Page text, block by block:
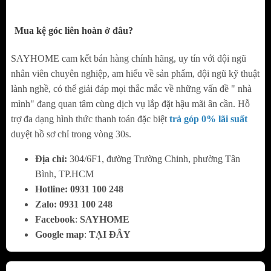
mọi diện tích tủ bếp.
Tại sao Grob được khách hàng tin dùng mua sản
phẩm ?!
Với phương châm lấy chữ tín làm thương
hiệu, đội ngũ chuyên gia GRÖß không ngừng nâng
cao chất lượng sản phẩm cũng như dịch vụ hậu
mãi nhằm đem đến lợi ích tối đa nhất cho khách
hàng.SAYHOME- Solutions for your Home luôn
tự hào về các sản phẩm GROB bởi:
+ Không sử dụng hàng kém chất lượng, 100%
Mua kệ góc liên hoàn ở đâu?
SAYHOME cam kết bán hàng chính hãng, uy tín với đội ngũ
nhân viên chuyên nghiệp, am hiểu về sản phẩm, đội ngũ kỹ thuật
lành nghề, có thể giải đáp mọi thắc mắc về những vấn đề " nhà
mình" đang quan tâm cùng dịch vụ lắp đặt hậu mãi ân cần. Hỗ
trợ đa dạng hình thức thanh toán đặc biệt trả góp 0% lãi suất
duyệt hồ sơ chỉ trong vòng 30s.
Địa chỉ: 304/6F1, đường Trường Chinh, phường Tân
Bình, TP.HCM
Hotline: 0931 100 248
Zalo: 0931 100 248
Facebook: SAYHOME
Google map: TẠI ĐÂY